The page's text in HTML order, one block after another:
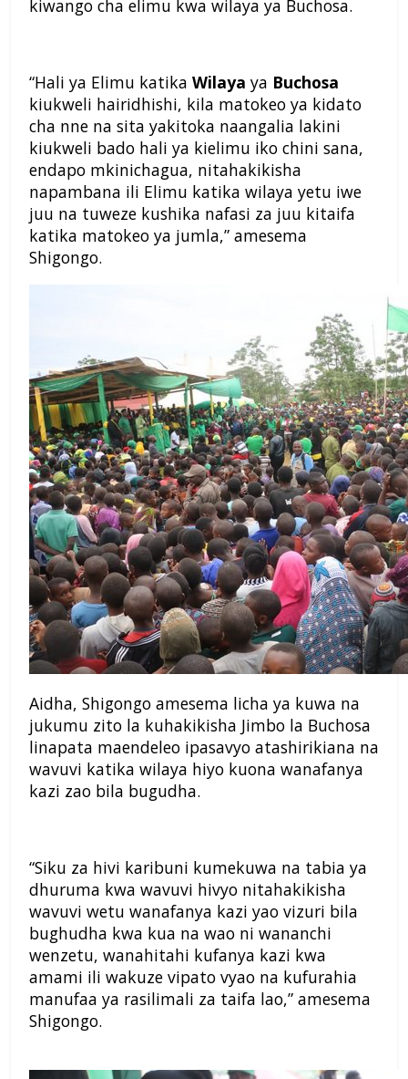
kiwango cha elimu kwa wilaya ya Buchosa.
“Hali ya Elimu katika Wilaya ya Buchosa
kiukweli hairidhishi, kila matokeo ya kidato
cha nne na sita yakitoka naangalia lakini
kiukweli bado hali ya kielimu iko chini sana,
endapo mkinichagua, nitahakikisha
napambana ili Elimu katika wilaya yetu iwe
juu na tuweze kushika nafasi za juu kitaifa
katika matokeo ya jumla,” amesema
Shigongo.
Aidha, Shigongo amesema licha ya kuwa na
jukumu zito la kuhakikisha Jimbo la Buchosa
linapata maendeleo ipasavyo atashirikiana na
wavuvi katika wilaya hiyo kuona wanafanya
kazi zao bila bugudha.
“Siku za hivi karibuni kumekuwa na tabia ya
dhuruma kwa wavuvi hivyo nitahakikisha
wavuvi wetu wanafanya kazi yao vizuri bila
bughudha kwa kua na wao ni wananchi
wenzetu, wanahitahi kufanya kazi kwa
amami ili wakuze vipato vyao na kufurahia
manufaa ya rasilimali za taifa lao,” amesema
Shigongo.